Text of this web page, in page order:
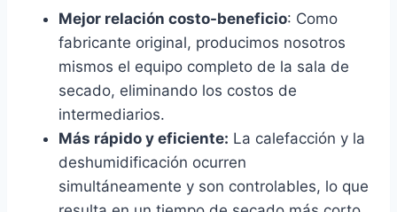
Mejor relación costo-beneficio: Como
fabricante original, producimos nosotros
mismos el equipo completo de la sala de
secado, eliminando los costos de
intermediarios.
Más rápido y eficiente: La calefacción y la
deshumidificación ocurren
simultáneamente y son controlables, lo que